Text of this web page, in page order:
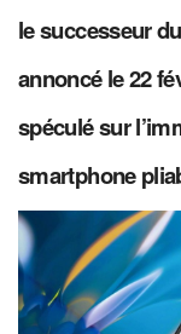
le successeur
annoncé le 22
spéculé sur
smartphone